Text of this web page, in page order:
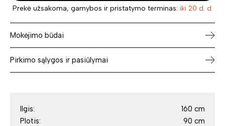
Prekė užsakoma, gamybos ir pristatymo terminas: iki 20 d. d.
Mokėjimo būdai
Pirkimo sąlygos ir pasiūlymai
Ilgis:
160 cm
Plotis:
90 cm